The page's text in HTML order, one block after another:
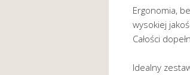
Ergonomia,
wysokiej
Całości
Idealny